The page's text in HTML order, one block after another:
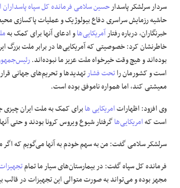
سردار سرلشکر پاسدارحسین سلامیفرمانده کل سپاه
حاشیه رزمایش سراسری دفاع بیولوژیک و عملیات پاکسازی
خبرنگاران، درباره رفتارآمریکایی‌هاو ادعای آنها برای کمک به
خاطرنشان کرد: خصوصیتی که آمریکایی‌ها در برابر ملت بزرگ
بوده‌اند و هیچ وقت خیرخواه ملت عزیز ما نبوده‌اند.
است و کشورمان راتحت فشارتهدیدها و تحریم‌های جهانی
معیشتی کند، اما همواره ناموفق بوده است.
وی افزود: اظهاراتامریکایی هابرای کمک به ملت ایران
است کهامریکایی‌هاگرفتار شیوع ویروس کرونا بودند و حتی
سرلشکر سلامی گفت: من به سهم خودم به آنها می‌گویم که اگر
فرمانده کل سپاه گفت: در بیمارستان‌های سیار ما تمام
مجهز بوده و می‌تواند به صورت متوالی این تجهیزات در قالب